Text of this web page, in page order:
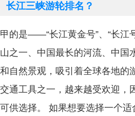
长江三峡游轮排名？
的是——“长江黄金号”、“长江
之一、中国最长的河流、中国
自然景观，吸引着全球各地的
通工具之一，越来越受欢迎，
供选择。 如果想要选择一个